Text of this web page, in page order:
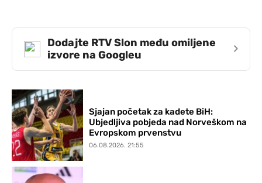
Dodajte RTV Slon među omiljene
izvore na Googleu
›
Sjajan početak za kadete BiH:
Ubjedljiva pobjeda nad Norveškom na
Evropskom prvenstvu
06.08.2026. 21:55